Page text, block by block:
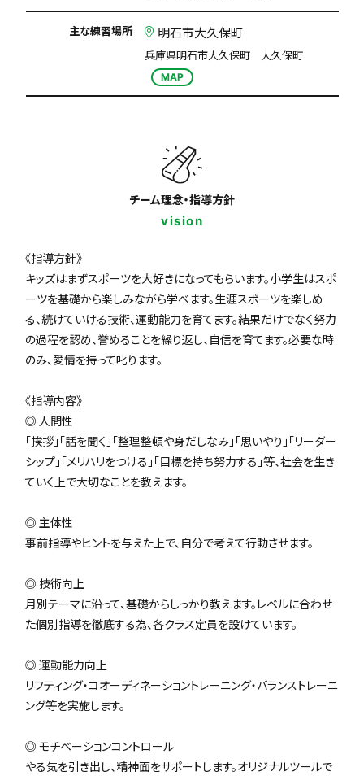
主な練習場所 明石市大久保町
兵庫県明石市大久保町 大久保町
MAP
チーム理念・指導方針
vision
《指導方針》
キッズはまずスポーツを大好きになってもらいます。小学生はスポ
ーツを基礎から楽しみながら学べます。生涯スポーツを楽しめ
る、続けていける技術、運動能力を育てます。結果だけでなく努力
の過程を認め、誉めることを繰り返し、自信を育てます。必要な時
のみ、愛情を持って叱ります。
《指導内容》
◎ 人間性
「挨拶」「話を聞く」「整理整頓や身だしなみ」「思いやり」「リーダー
シップ」「メリハリをつける」「目標を持ち努力する」等、社会を生き
ていく上で大切なことを教えます。
◎ 主体性
事前指導やヒントを与えた上で、自分で考えて行動させます。
◎ 技術向上
月別テーマに沿って、基礎からしっかり教えます。レベルに合わせ
た個別指導を徹底する為、各クラス定員を設けています。
◎ 運動能力向上
リフティング・コオーディネーショントレーニング・バランストレーニ
ング等を実施します。
◎ モチベーションコントロール
やる気を引き出し、精神面をサポートします。オリジナルツールで